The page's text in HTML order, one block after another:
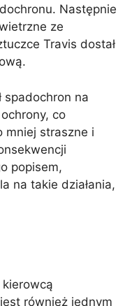
Następnie
ze
Travis dostał
spadochron na
co
mniej straszne i
popisem,
na takie działania,
również jednym